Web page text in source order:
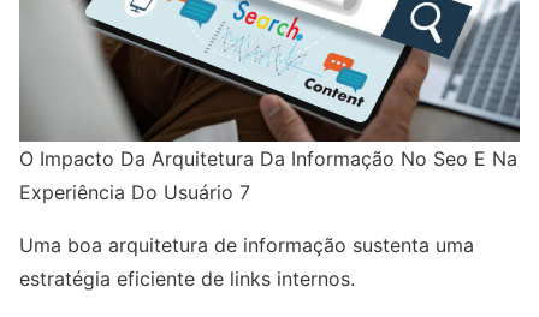
O Impacto Da Arquitetura Da Informação No Seo E Na
Experiência Do Usuário 7
Uma boa arquitetura de informação sustenta uma
estratégia eficiente de links internos.